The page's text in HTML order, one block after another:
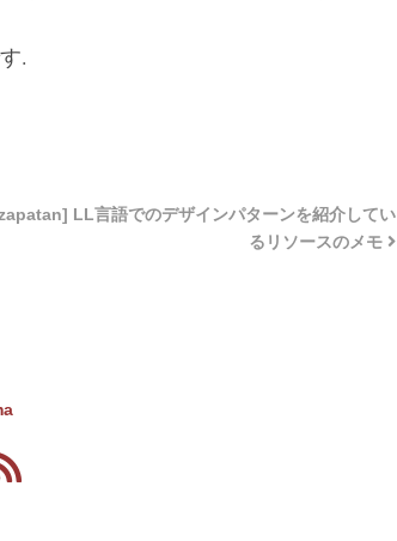
.
LL言語でのデザインパターンを紹介してい
るリソースのメモ